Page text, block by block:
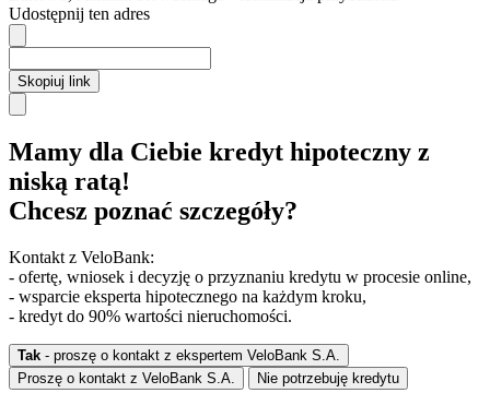
Udostępnij ten adres
Skopiuj link
Mamy dla Ciebie kredyt hipoteczny z
niską ratą!
Chcesz poznać szczegóły?
Kontakt z VeloBank:
- ofertę, wniosek i decyzję o przyznaniu kredytu w procesie online,
- wsparcie eksperta hipotecznego na każdym kroku,
- kredyt do 90% wartości nieruchomości.
Tak - proszę o kontakt z ekspertem VeloBank S.A.
Proszę o kontakt z VeloBank S.A.
Nie potrzebuję kredytu